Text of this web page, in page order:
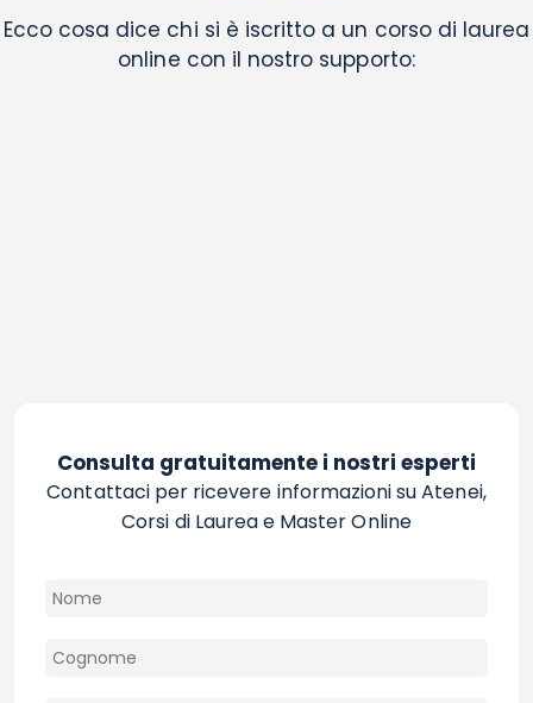
Ecco cosa dice chi si è iscritto a un corso di laurea
online con il nostro supporto:
Consulta gratuitamente i nostri esperti
Contattaci per ricevere informazioni su Atenei,
Corsi di Laurea e Master Online